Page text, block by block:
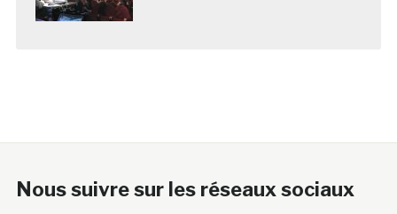
Nous suivre sur les réseaux sociaux